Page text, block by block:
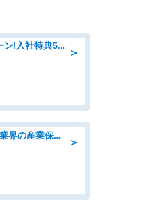
＞
2026年転職応援キャンペーン!入社特典58万円/デンソーで働こう!自動車工場で小型部品の検査業務 denso aichi
＞
「土日祝休み」ヘルスケア業界の産業保健師/高時給/未経験OK/要資格:保健師、正看護師